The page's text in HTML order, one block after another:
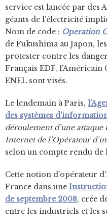
service est lancée par des
géants de l’électricité
Nom de code : Operation
de Fukushima au Japon,
protester contre les
Français EDF, l’Américain
ENEL sont visés.
Le lendemain à Paris,
des systèmes
déroulement d’une
Internet de l’Opérateur
selon un compte rendu de
Cette notion d'opérateur
France dans une
de septembre 2008, crée
entre les industriels et les